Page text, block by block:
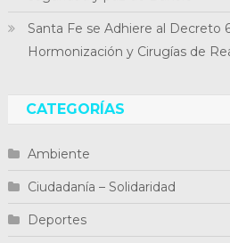
Santa Fe se Adhiere al Decreto
Hormonización y Cirugías de
CATEGORÍAS
Ambiente
Ciudadanía – Solidaridad
Deportes